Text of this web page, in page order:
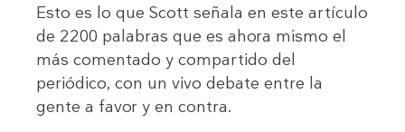
Esto es lo que Scott señala en este artículo
de 2200 palabras que es ahora mismo el
más comentado y compartido del
periódico, con un vivo debate entre la
gente a favor y en contra.